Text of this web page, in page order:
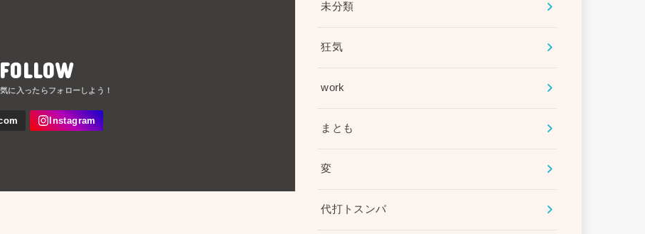
FOLLOW
未分類
狂気
work
まとも
変
代打トスンパ